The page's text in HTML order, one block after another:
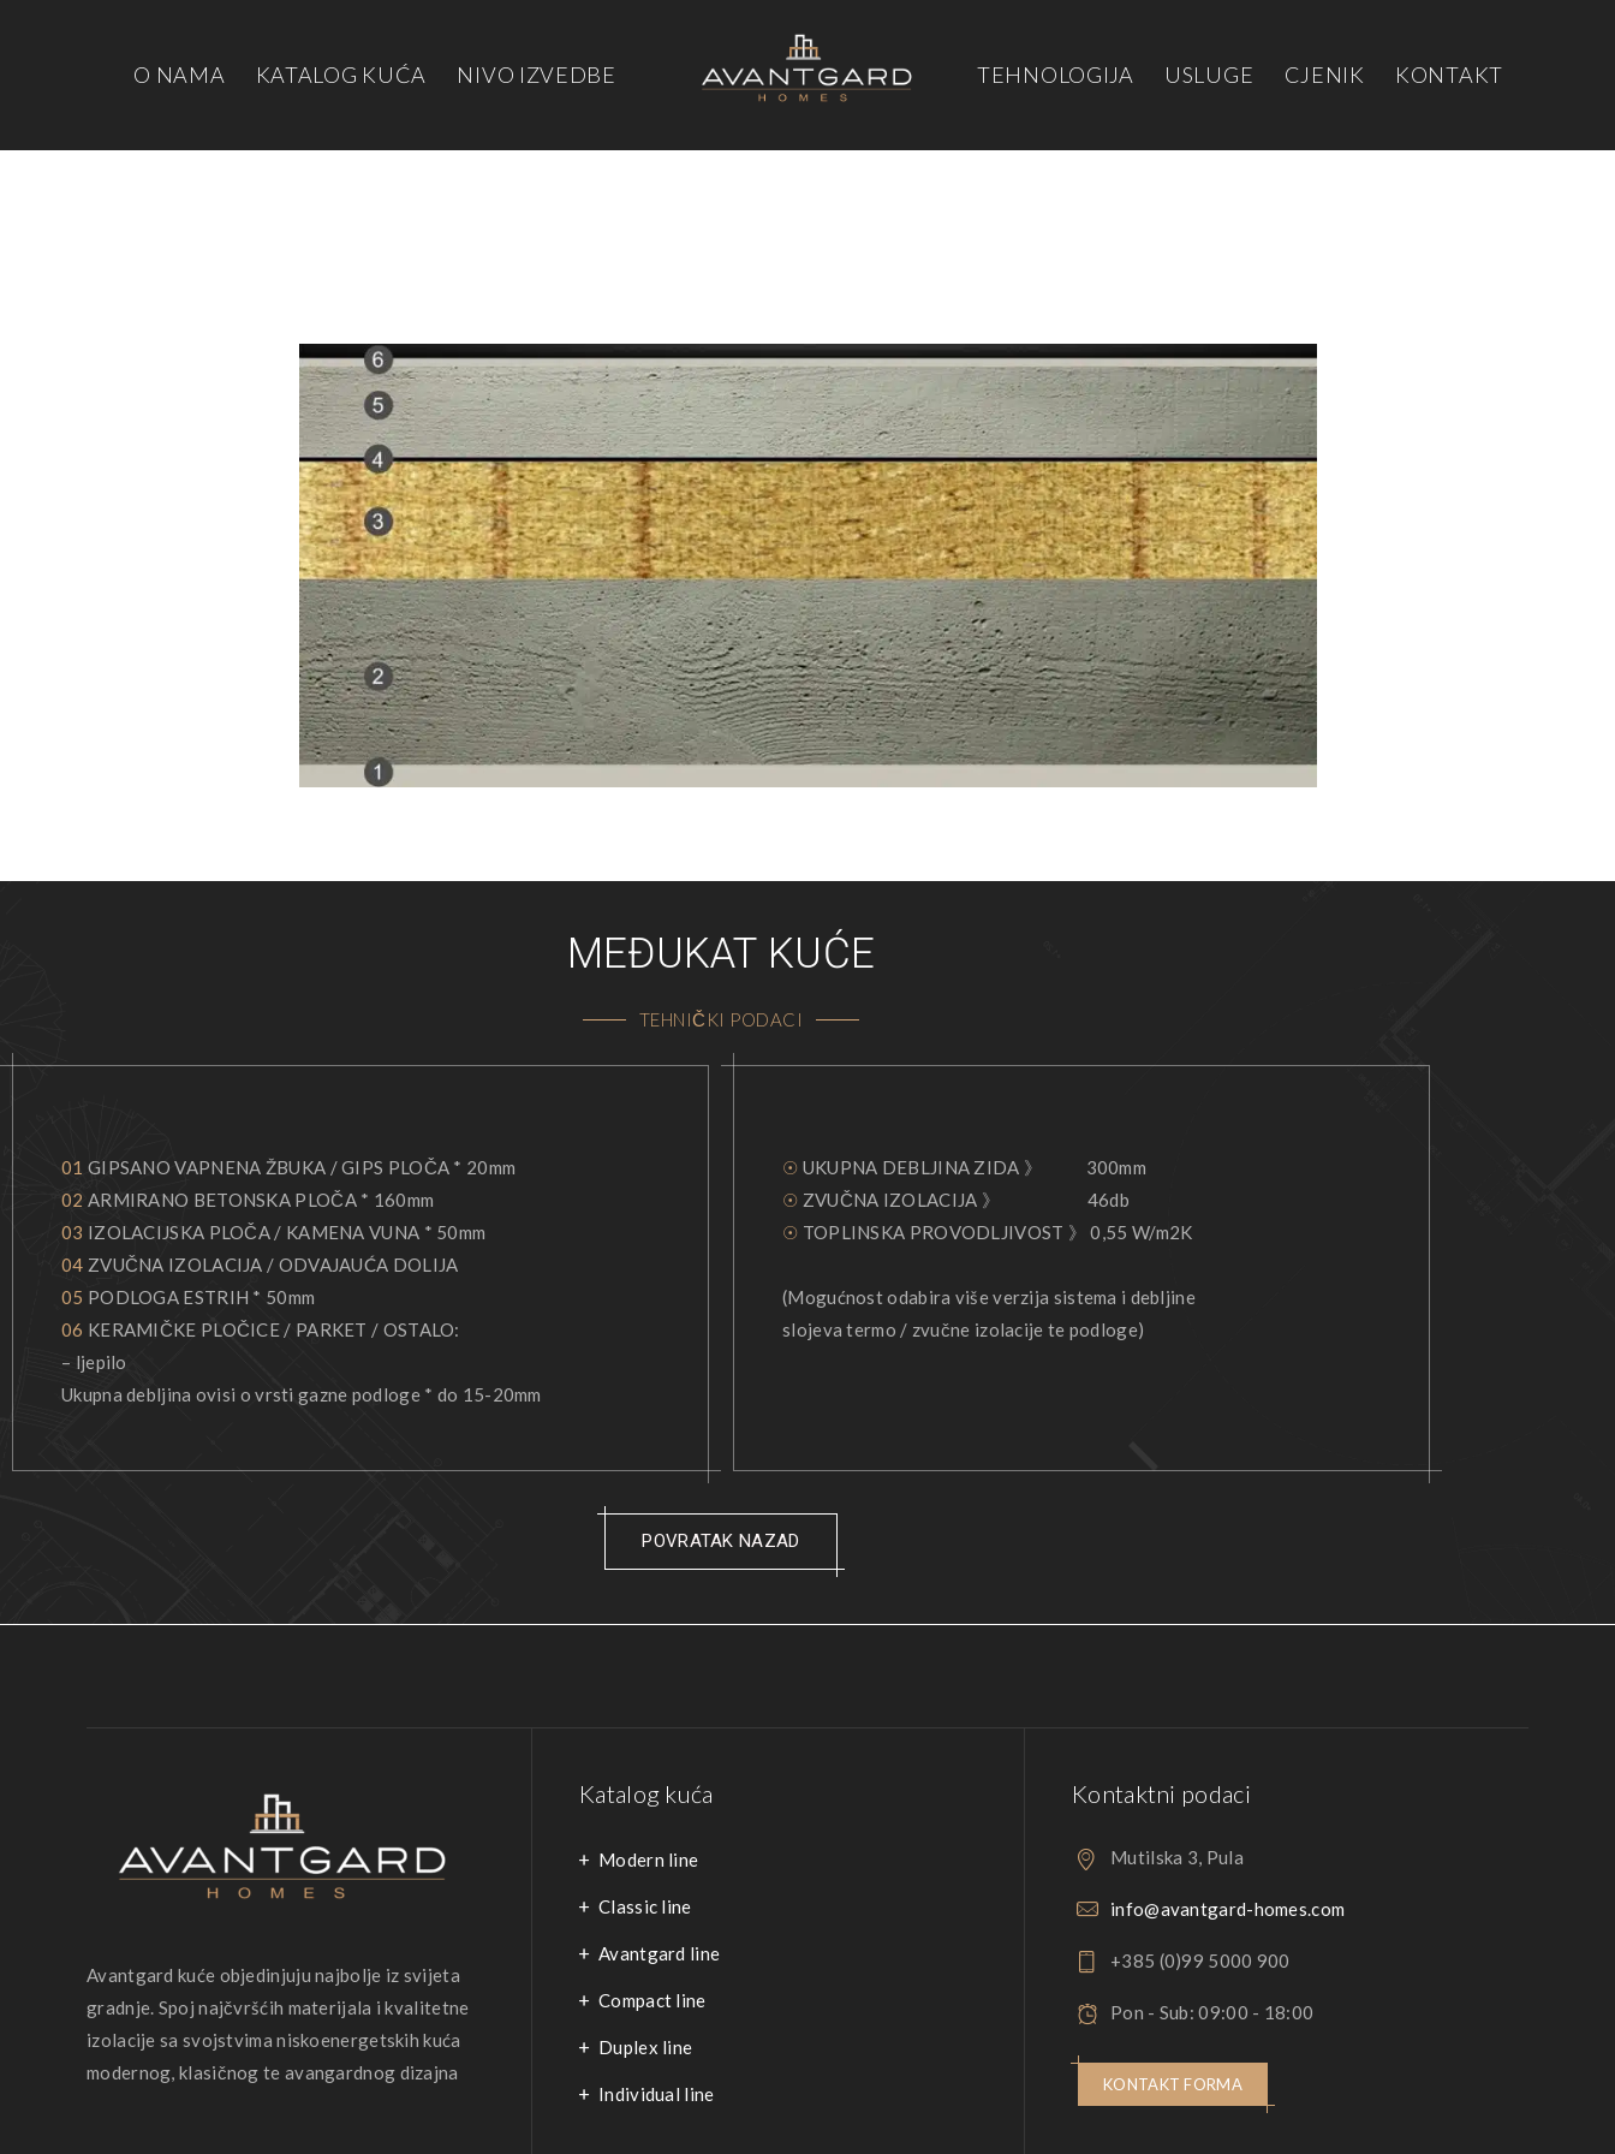
O NAMA KATALOG KUĆA NIVO IZVEDBE TEHNOLOGIJA USLUGE CJENIK KONTAKT
MEĐUKAT KUĆE
TEHNIČKI PODACI
01 GIPSANO VAPNENA ŽBUKA / GIPS PLOČA * 20mm
02 ARMIRANO BETONSKA PLOČA * 160mm
03 IZOLACIJSKA PLOČA / KAMENA VUNA * 50mm
04 ZVUČNA IZOLACIJA / ODVAJAUĆA DOLIJA
05 PODLOGA ESTRIH * 50mm
06 KERAMIČKE PLOČICE / PARKET / OSTALO:
– ljepilo
Ukupna debljina ovisi o vrsti gazne podloge * do 15-20mm
☉ UKUPNA DEBLJINA ZIDA 》 300mm
☉ ZVUČNA IZOLACIJA 》 46db
☉ TOPLINSKA PROVODLJIVOST 》 0,55 W/m2K
(Mogućnost odabira više verzija sistema i debljine
slojeva termo / zvučne izolacije te podloge)
POVRATAK NAZAD
Avantgard kuće objedinjuju najbolje iz svijeta
gradnje. Spoj najčvršćih materijala i kvalitetne
izolacije sa svojstvima niskoenergetskih kuća
modernog, klasičnog te avangardnog dizajna
Katalog kuća
Modern line
Classic line
Avantgard line
Compact line
Duplex line
Individual line
Kontaktni podaci
Mutilska 3, Pula
info@avantgard-homes.com
+385 (0)99 5000 900
Pon - Sub: 09:00 - 18:00
KONTAKT FORMA